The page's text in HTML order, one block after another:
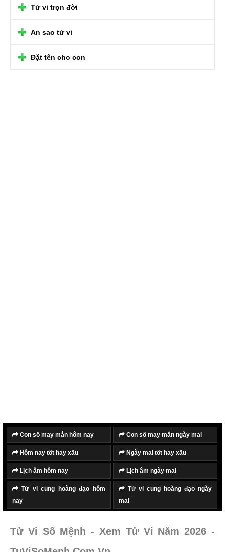
Tử vi trọn đời
An sao tử vi
Đặt tên cho con
Con số may mắn hôm nay Con số may mắn ngày mai
Hôm nay tốt hay xấu Ngày mai tốt hay xấu
Lịch âm hôm nay Lịch âm ngày mai
Tử vi cung hoàng đạo hôm
nay
Tử vi cung hoàng đạo ngày
mai
Tử Vi Số Mệnh - Xem Tử Vi Năm 2026 -